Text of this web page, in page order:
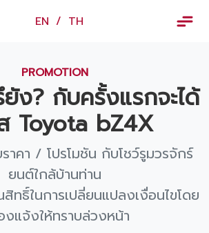
EN / TH ×
รา
รรมและวันหยุด
PROMOTION
ง? กับครั้งแรกจะได้
Toyota bZ4X
าคา / โปรโมชัน กับโชว์รูมวรจักร์
ยนต์ใกล้บ้านท่าน
ทธิ์ในการเปลี่ยนแปลงเงื่อนไขโดย
งแจ้งให้ทราบล่วงหน้า